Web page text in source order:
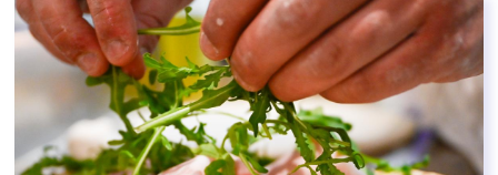
EN SAVOIR PLUS